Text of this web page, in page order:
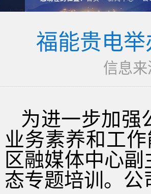
福能贵电
信息
为进一步加强
业务素养和工
区融媒体中心
态专题培训。